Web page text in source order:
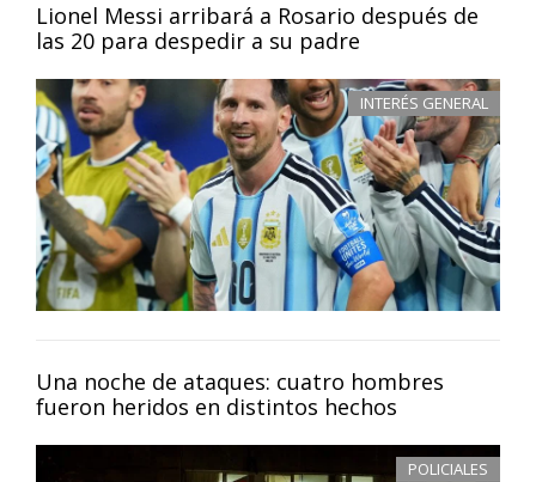
Lionel Messi arribará a Rosario después de
las 20 para despedir a su padre
INTERÉS GENERAL
Una noche de ataques: cuatro hombres
fueron heridos en distintos hechos
POLICIALES